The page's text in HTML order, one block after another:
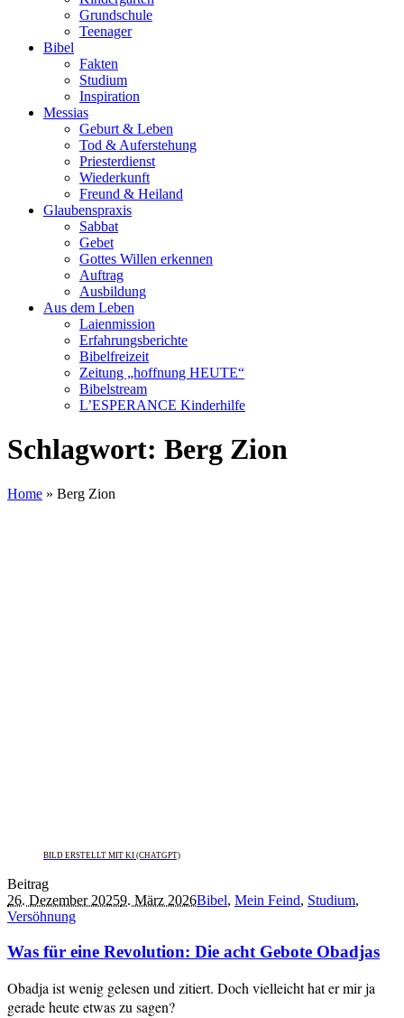
Grundschule
Teenager
Bibel
Fakten
Studium
Inspiration
Messias
Geburt & Leben
Tod & Auferstehung
Priesterdienst
Wiederkunft
Freund & Heiland
Glaubenspraxis
Sabbat
Gebet
Gottes Willen erkennen
Auftrag
Ausbildung
Aus dem Leben
Laienmission
Erfahrungsberichte
Bibelfreizeit
Zeitung „hoffnung HEUTE“
Bibelstream
L’ESPERANCE Kinderhilfe
Schlagwort: Berg Zion
Home » Berg Zion
BILD ERSTELLT MIT KI (CHATGPT)
Beitrag
26. Dezember 20259. März 2026Bibel, Mein Feind, Studium,
Versöhnung
Was für eine Revolution: Die acht Gebote Obadjas
Obadja ist wenig gelesen und zitiert. Doch vielleicht hat er mir ja
gerade heute etwas zu sagen?